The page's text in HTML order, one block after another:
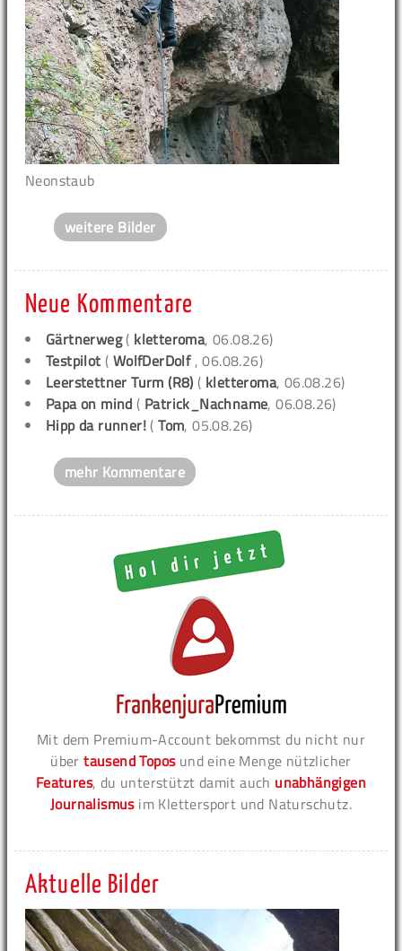
Neonstaub
weitere Bilder
Neue Kommentare
Gärtnerweg( kletteroma, 06.08.26)
Testpilot ( WolfDerDolf , 06.08.26)
Leerstettner Turm (R8) ( kletteroma, 06.08.26)
Papa on mind ( Patrick_Nachname, 06.08.26)
Hipp da runner! (Tom, 05.08.26)
mehr Kommentare
Mit dem Premium-Account bekommst du nicht nur
übertausend Toposund eine Menge nützlicher
Features, du unterstützt damit auch unabhängigen
Journalismusim Klettersport und Naturschutz.
Aktuelle Bilder